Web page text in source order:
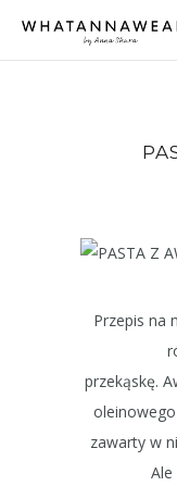
Przepis na
przekąskę.
zawarty w